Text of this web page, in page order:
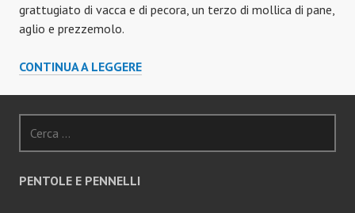
grattugiato di vacca e di pecora, un terzo di mollica di pane,
aglio e prezzemolo.
CONTINUA A LEGGEREPALLOTTE
per:
PENTOLE E PENNELLI